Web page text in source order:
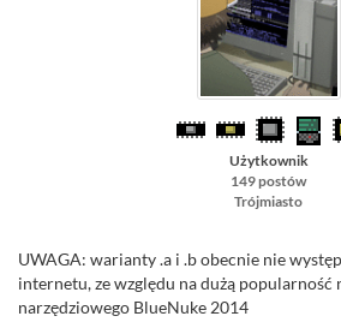
Użytkownik
149 postów
Trójmiasto
UWAGA: warianty .a i .b obecnie nie
internetu, ze względu na dużą popularność
narzędziowego BlueNuke 2014